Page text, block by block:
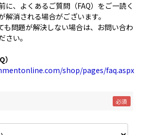
に、よくあるご質問（FAQ）をご一読く
解消される場合がございます。
も問題が解決しない場合は、お問い合わ
さい。
shop/pages/faq.aspx